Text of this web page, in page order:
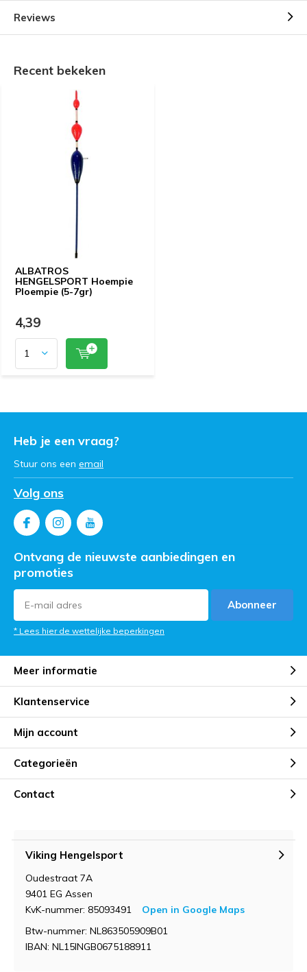
Reviews
Recent bekeken
ALBATROS
HENGELSPORT Hoempie
Ploempie (5-7gr)
4,39
Heb je een vraag?
Stuur ons een email
Volg ons
Ontvang de nieuwste aanbiedingen en
promoties
Abonneer
* Lees hier de wettelijke beperkingen
Meer informatie
Klantenservice
Mijn account
Categorieën
Contact
Viking Hengelsport
Oudestraat 7A
9401 EG Assen
KvK-nummer: 85093491
Open in Google Maps
Btw-nummer: NL863505909B01
IBAN: NL15INGB0675188911